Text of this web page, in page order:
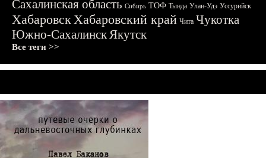
Сахалинская область Сибирь ТОФ Тында Улан-Удэ Уссурийск
ХабаровскХабаровский край Чита Чукотка
Южно-СахалинскЯкутск
Все теги >>